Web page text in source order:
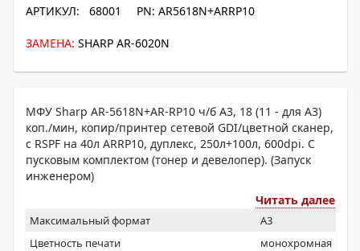
АРТИКУЛ: 68001 PN: AR5618N+ARRP10
ЗАМЕНА: SHARP AR-6020N
МФУ Sharp AR-5618N+AR-RP10 ч/б А3, 18 (11 - для А3)
коп./мин, копир/принтер сетевой GDI/цветной сканер,
с RSPF на 40л ARRP10, дуплекс, 250л+100л, 600dpi. С
пусковым комплектом (тонер и девелопер). (Запуск
инженером)
Читать далее
Максимальный формат
A3
Цветность печати
монохромная